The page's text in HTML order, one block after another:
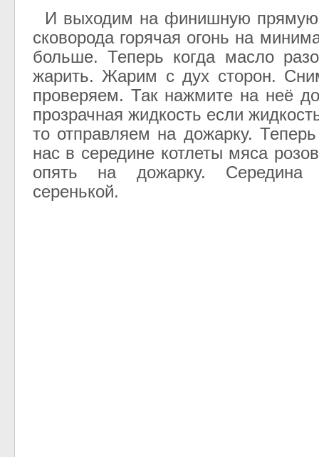
И выходим на финишную
сковорода горячая огонь на
больше. Теперь когда масло
жарить. Жарим с дух сторон.
проверяем. Так нажмите на неё
прозрачная жидкость если
то отправляем на дожарку.
нас в середине котлеты мяса
опять на дожарку.
серенькой.